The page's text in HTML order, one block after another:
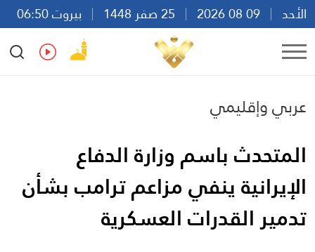
الأحد
بيروت 06:50
Ar
En Fr Es
عربي وإقليمي
المتحدث باسم وزارة الدفاع
الإيرانية ينفي مزاعم ترامب بشأن
تدمير القدرات العسكرية